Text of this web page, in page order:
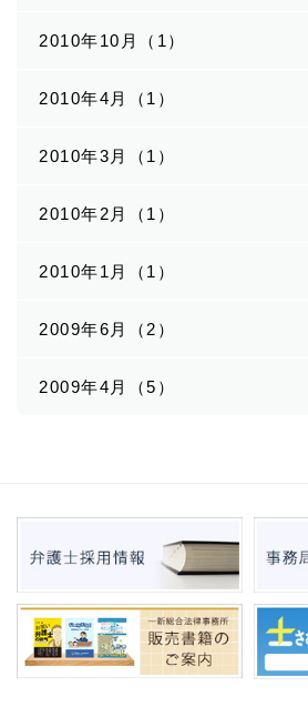
2010年10月（1）
2010年4月（1）
2010年3月（1）
2010年2月（1）
2010年1月（1）
2009年6月（2）
2009年4月（5）